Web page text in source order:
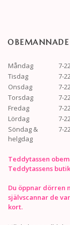
Måndag
7-
Tisdag
7-
Onsdag
7-
Torsdag
7-
Fredag
7-
Lördag
7-
Söndag &
helgdag
7-
Teddytassen
Teddytassens
Du öppnar dörren
självscannar de
kort.